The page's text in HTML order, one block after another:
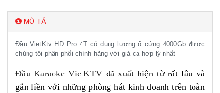
MÔ TẢ
Đầu VietKtv HD Pro 4T có dung lượng ổ cứng 4000Gb được
chúng tôi phân phối chính hãng với giá cả hợp lý nhất
Đầu Karaoke VietKTV đã xuất hiện từ rất lâu và
gắn liền với những phòng hát kinh doanh trên toàn